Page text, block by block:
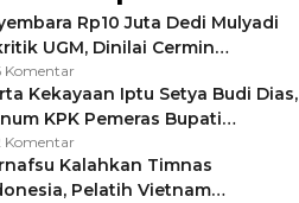
Rp10 Juta Dedi Mulyadi
UGM, Dinilai Cermin
Negara Jamin Keamanan
Komentar
Kekayaan Iptu Setya Budi Dias,
KPK Pemeras Bupati
Komentar
Kalahkan Timnas
Pelatih Vietnam